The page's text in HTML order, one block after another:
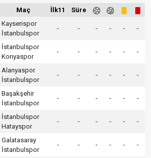
Maç İlk11 Süre
Kayserispor
İstanbulspor
- - - - - -
İstanbulspor
Konyaspor
- - - - - -
Alanyaspor
İstanbulspor
- - - - - -
Başakşehir
İstanbulspor
- - - - - -
İstanbulspor
Hatayspor
- - - - - -
Galatasaray
İstanbulspor
- - - - - -